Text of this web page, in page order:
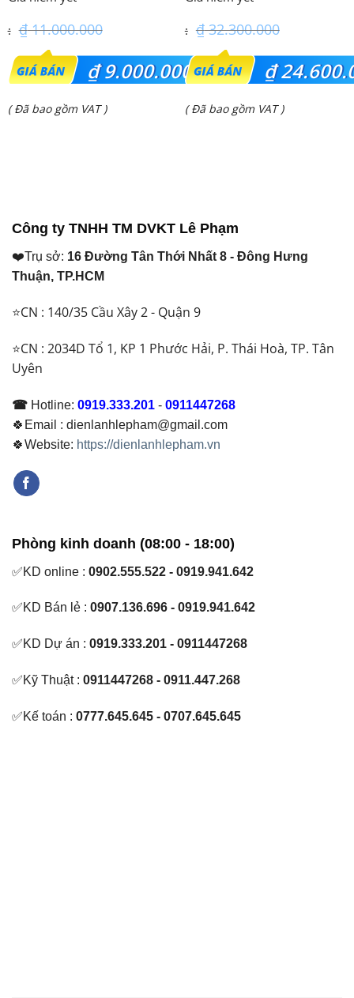
₫11.000.000
Giá
gốc
là:
₫9.000.000
Giá
( Đã bao gồm VAT )
₫32.300.000
Giá
gốc
là:
₫
Giá
( Đã bao gồm VAT )
Công ty TNHH TM DVKT Lê Phạm
❤️Trụ sở: 16 Đường Tân Thới Nhất 8 - Đông Hưng
Thuận, TP.HCM
⭐CN : 140/35 Cầu Xây 2 - Quận 9
⭐CN : 2034D Tổ 1, KP 1 Phước Hải, P. Thái Hoà, TP. Tân
Uyên
☎ Hotline: 0919.333.201 - 0911447268
🍀Email : dienlanhlepham@gmail.com
🍀Website: https://dienlanhlepham.vn
Phòng kinh doanh (08:00 - 18:00)
✅KD online : 0902.555.522 - 0919.941.642
✅KD Bán lẻ : 0907.136.696 - 0919.941.642
✅KD Dự án : 0919.333.201 - 0911447268
✅Kỹ Thuật : 0911447268 - 0911.447.268
✅Kế toán : 0777.645.645 - 0707.645.645